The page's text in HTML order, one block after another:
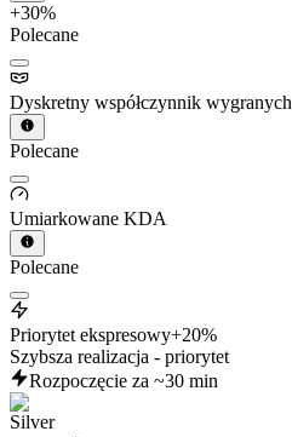
+30%
Polecane
Dyskretny współczynnik wygranych
Polecane
Umiarkowane KDA
Polecane
Priorytet ekspresowy+20%
Szybsza realizacja - priorytet
Rozpoczęcie za ~30 min